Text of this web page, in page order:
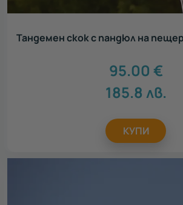
Тандемен скок с пандюл на
95.00 €
185.8 лв.
КУПИ